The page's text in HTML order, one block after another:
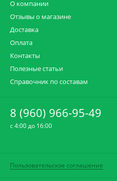
О компании
Отзывы о магазине
Доставка
Оплата
Контакты
Полезные статьи
Справочник по составам
8 (960) 966-95-49
c 4:00 до 16:00
Пользовательское соглашение